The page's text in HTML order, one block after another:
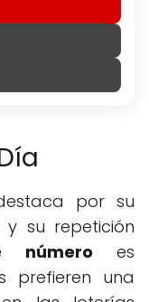
por su
su repetición
número es
prefieren una